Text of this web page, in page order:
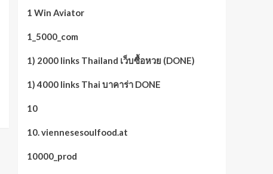
1 Win Aviator
1_5000_com
1) 2000 links Thailand เว็บซื้อหวย (DONE)
1) 4000 links Thai บาคาร่า DONE
10
10. viennesesoulfood.at
10000_prod